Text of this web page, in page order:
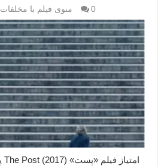
منوی فیلم با مخلفات 0